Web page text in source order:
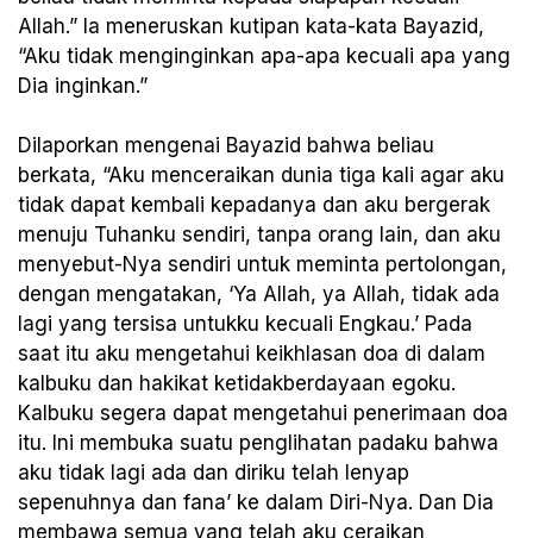
Allah.” Ia meneruskan kutipan kata-kata Bayazid,
“Aku tidak menginginkan apa-apa kecuali apa yang
Dia inginkan.”
Dilaporkan mengenai Bayazid bahwa beliau
berkata, “Aku menceraikan dunia tiga kali agar aku
tidak dapat kembali kepadanya dan aku bergerak
menuju Tuhanku sendiri, tanpa orang lain, dan aku
menyebut-Nya sendiri untuk meminta pertolongan,
dengan mengatakan, ‘Ya Allah, ya Allah, tidak ada
lagi yang tersisa untukku kecuali Engkau.’ Pada
saat itu aku mengetahui keikhlasan doa di dalam
kalbuku dan hakikat ketidakberdayaan egoku.
Kalbuku segera dapat mengetahui penerimaan doa
itu. Ini membuka suatu penglihatan padaku bahwa
aku tidak lagi ada dan diriku telah lenyap
sepenuhnya dan fana’ ke dalam Diri-Nya. Dan Dia
membawa semua yang telah aku ceraikan